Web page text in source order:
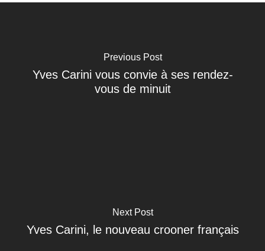
Previous Post
Yves Carini vous convie à ses rendez-
vous de minuit
Next Post
Yves Carini, le nouveau crooner français